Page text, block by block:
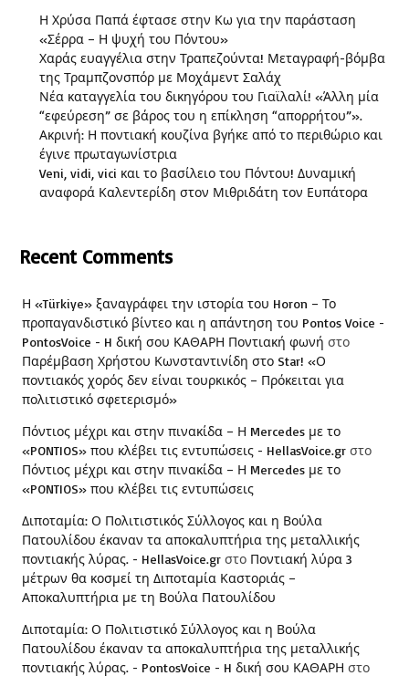
Η Χρύσα Παπά έφτασε στην Κω για την παράσταση
«Σέρρα – Η ψυχή του Πόντου»
Χαράς ευαγγέλια στην Τραπεζούντα! Μεταγραφή-βόμβα
της Τραμπζονσπόρ με Μοχάμεντ Σαλάχ
Νέα καταγγελία του δικηγόρου του Γιαϊλαλί! «Άλλη μία
“εφεύρεση” σε βάρος του η επίκληση “απορρήτου”».
Ακρινή: Η ποντιακή κουζίνα βγήκε από το περιθώριο και
έγινε πρωταγωνίστρια
Veni, vidi, vici και το βασίλειο του Πόντου! Δυναμική
αναφορά Καλεντερίδη στον Μιθριδάτη τον Ευπάτορα
Recent Comments
Η «Türkiye» ξαναγράφει την ιστορία του Horon – Το
προπαγανδιστικό βίντεο και η απάντηση του Pontos Voice -
PontosVoice - H δική σου ΚΑΘΑΡΗ Ποντιακή φωνή στο
Παρέμβαση Χρήστου Κωνσταντινίδη στο Star! «Ο
ποντιακός χορός δεν είναι τουρκικός – Πρόκειται για
πολιτιστικό σφετερισμό»
Πόντιος μέχρι και στην πινακίδα – Η Mercedes με το
«PONTIOS» που κλέβει τις εντυπώσεις - HellasVoice.gr στο
Πόντιος μέχρι και στην πινακίδα – Η Mercedes με το
«PONTIOS» που κλέβει τις εντυπώσεις
Διποταμία: Ο Πολιτιστικός Σύλλογος και η Βούλα
Πατουλίδου έκαναν τα αποκαλυπτήρια της μεταλλικής
ποντιακής λύρας. - HellasVoice.gr στο Ποντιακή λύρα 3
μέτρων θα κοσμεί τη Διποταμία Καστοριάς –
Αποκαλυπτήρια με τη Βούλα Πατουλίδου
Διποταμία: Ο Πολιτιστικό Σύλλογος και η Βούλα
Πατουλίδου έκαναν τα αποκαλυπτήρια της μεταλλικής
ποντιακής λύρας. - PontosVoice - H δική σου ΚΑΘΑΡΗ στο